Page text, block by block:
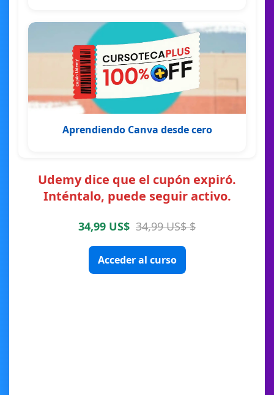
Aprendiendo Canva desde cero
Udemy dice que el cupón expiró.
Inténtalo, puede seguir activo.
34,99 US$ 34,99 US$ $
Acceder al curso